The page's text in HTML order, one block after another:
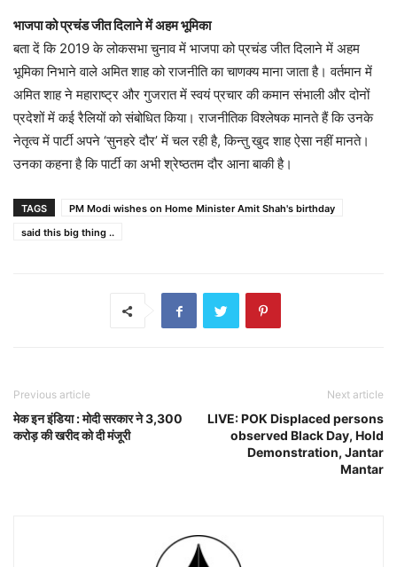
भाजपा को प्रचंड जीत दिलाने में अहम भू​मिका
बता दें कि 2019 के लोकसभा चुनाव में भाजपा को प्रचंड जीत दिलाने में अहम
भूमिका निभाने वाले अमित शाह को राजनीति का चाणक्य माना जाता है। वर्तमान में
अमित शाह ने महाराष्ट्र और गुजरात में स्वयं प्रचार की कमान संभाली और दोनों
प्रदेशों में कई रैलियों को संबोधित किया। राजनीतिक विश्‍लेषक मानते हैं कि उनके
नेतृत्‍व में पार्टी अपने ‘सुनहरे दौर’ में चल रही है, किन्तु खुद शाह ऐसा नहीं मानते।
उनका कहना है कि पार्टी का अभी श्रेष्‍ठतम दौर आना बाकी है।
TAGS
PM Modi wishes on Home Minister Amit Shah's birthday
said this big thing ..
Previous article
मेक इन इंडिया : मोदी सरकार ने 3,300
करोड़ की खरीद को दी मंजूरी
Next article
LIVE: POK Displaced persons
observed Black Day, Hold
Demonstration, Jantar
Mantar